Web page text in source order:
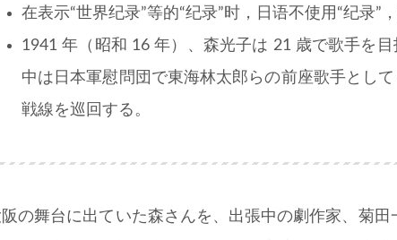
在表示“世界纪录”等的“纪录”时，日语不使用“纪录”，
1941 年（昭和 16 年）、森光子は 21 歳で歌手を
中は日本軍慰問団で東海林太郎らの前座歌手とし
戦線を巡回する。
の舞台に出ていた森さんを、出張中の劇作家、菊